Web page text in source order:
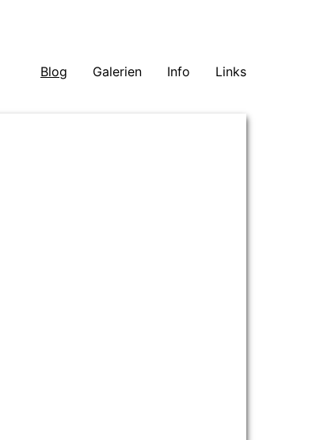
Blog Galerien Info Links